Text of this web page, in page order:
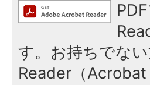
す。お持ちでな
Reader（